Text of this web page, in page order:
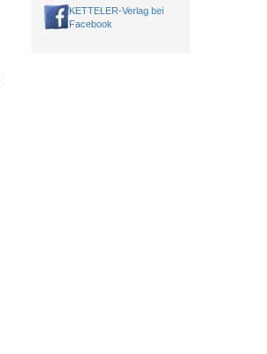
KETTELER-Verlag bei
Facebook